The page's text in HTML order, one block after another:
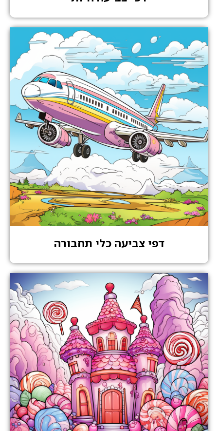
דפי צביעה כלי תחבורה